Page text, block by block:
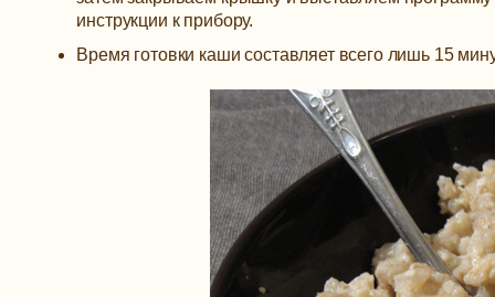
инструкции к прибору.
Время готовки каши составляет всего лишь 15